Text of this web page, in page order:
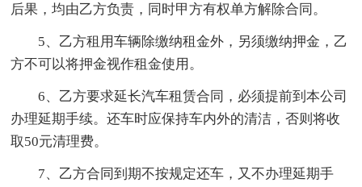
后果，均由乙方负责，同时甲方有权单方解除合同。
5、乙方租用车辆除缴纳租金外，另须缴纳押金，乙
方不可以将押金视作租金使用。
6、乙方要求延长汽车租赁合同，必须提前到本公司
办理延期手续。还车时应保持车内外的清洁，否则将收
取50元清理费。
7、乙方合同到期不按规定还车，又不办理延期手